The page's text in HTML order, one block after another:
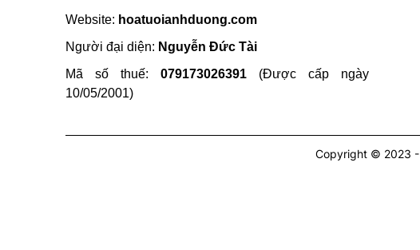
Website: hoatuoianhduong.com
Người đại diện: Nguyễn Đức Tài
Mã số thuế: 079173026391 (Được cấp ngày
10/05/2001)
Copyright © 2023 -